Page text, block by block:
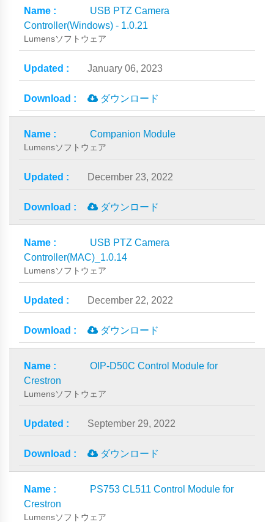
USB PTZ Camera
Controller(Windows) - 1.0.21
Lumensソフトウェア
January 06, 2023
ダウンロード
Companion Module
Lumensソフトウェア
December 23, 2022
ダウンロード
USB PTZ Camera
Controller(MAC)_1.0.14
Lumensソフトウェア
December 22, 2022
ダウンロード
OIP-D50C Control Module for
Crestron
Lumensソフトウェア
September 29, 2022
ダウンロード
PS753 CL511 Control Module for
Crestron
Lumensソフトウェア